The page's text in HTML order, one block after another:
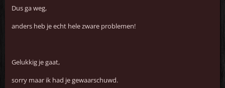
Dus ga weg,
anders heb je echt hele zware problemen!
Gelukkig je gaat,
sorry maar ik had je gewaarschuwd.